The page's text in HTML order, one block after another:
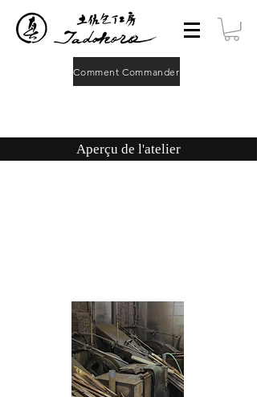
Comment Commander
​Aperçu de l'atelier